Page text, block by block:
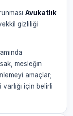
Avukatlık
gizliliği
mesleğin
amaçlar;
için belirli